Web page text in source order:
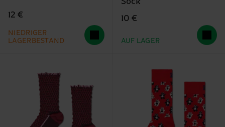
12 €
NIEDRIGER
LAGERBESTAND
10 €
AUF LAGER